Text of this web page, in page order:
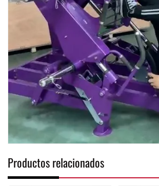
Productos relacionados